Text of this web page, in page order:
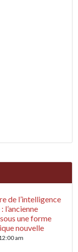
de l’intelligence
une forme
nouvelle
am